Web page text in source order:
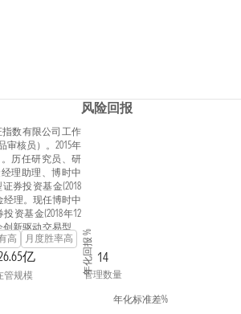
指数有限公司工作
审核员）。2015年
历任研究员、研
理助理、博时中
券投资基金(2018
经理。现任博时中
资基金(2018年12
新驱动交易型开
9月20日—至今)、
开放式指数证券
13日—至今)、博时
(2020年12月23日—
至今)、博时中证
高 月度胜率高
亿
管规模
14
管理数量
风险回报
年化回报 %
年化标准差%